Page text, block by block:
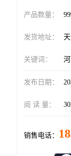
产品数量：
发货地址：
关键词：
发布日期：
阅 读 量：
销售电话：